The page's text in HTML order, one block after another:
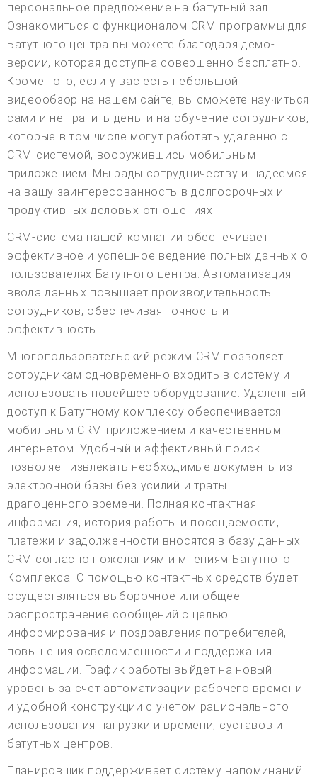
персональное предложение на батутный зал.
Ознакомиться с функционалом CRM-программы для
Батутного центра вы можете благодаря демо-
версии, которая доступна совершенно бесплатно.
Кроме того, если у вас есть небольшой
видеообзор на нашем сайте, вы сможете научиться
сами и не тратить деньги на обучение сотрудников,
которые в том числе могут работать удаленно с
CRM-системой, вооружившись мобильным
приложением. Мы рады сотрудничеству и надеемся
на вашу заинтересованность в долгосрочных и
продуктивных деловых отношениях.
CRM-система нашей компании обеспечивает
эффективное и успешное ведение полных данных о
пользователях Батутного центра. Автоматизация
ввода данных повышает производительность
сотрудников, обеспечивая точность и
эффективность.
Многопользовательский режим CRM позволяет
сотрудникам одновременно входить в систему и
использовать новейшее оборудование. Удаленный
доступ к Батутному комплексу обеспечивается
мобильным CRM-приложением и качественным
интернетом. Удобный и эффективный поиск
позволяет извлекать необходимые документы из
электронной базы без усилий и траты
драгоценного времени. Полная контактная
информация, история работы и посещаемости,
платежи и задолженности вносятся в базу данных
CRM согласно пожеланиям и мнениям Батутного
Комплекса. С помощью контактных средств будет
осуществляться выборочное или общее
распространение сообщений с целью
информирования и поздравления потребителей,
повышения осведомленности и поддержания
информации. График работы выйдет на новый
уровень за счет автоматизации рабочего времени
и удобной конструкции с учетом рационального
использования нагрузки и времени, суставов и
батутных центров.
Планировщик поддерживает систему напоминаний